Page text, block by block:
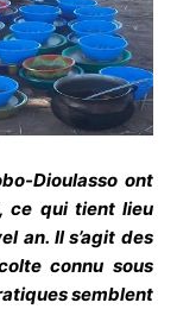
Dioulasso ont
ce qui tient lieu
an. Il s’agit des
connu sous
semblent